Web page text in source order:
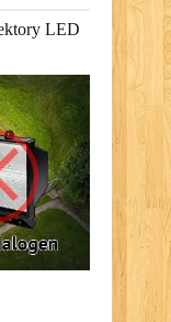
LED